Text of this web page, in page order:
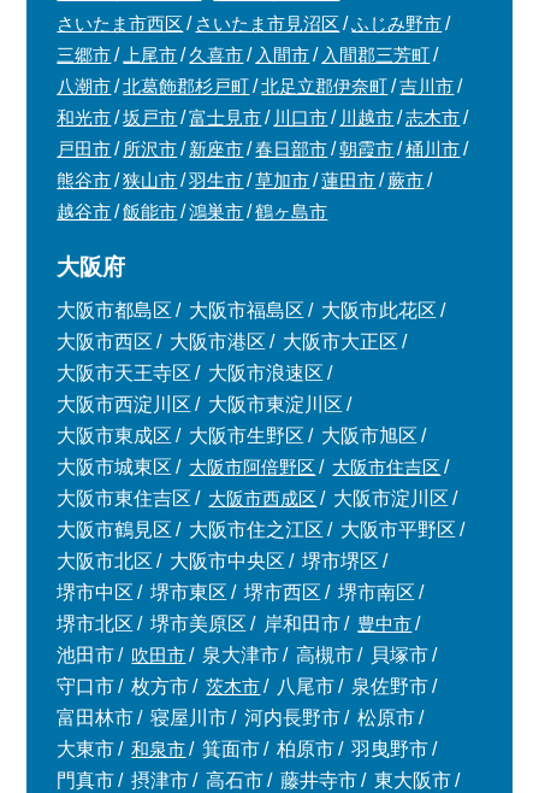
さいたま市西区
さいたま市見沼区
ふじみ野市
三郷市
上尾市 久喜市 入間市
入間郡三芳町
八潮市
北葛飾郡杉戸町 北足立郡伊奈町
吉川市
和光市
坂戸市 富士見市 川口市 川越市
志木市
戸田市
所沢市 新座市 春日部市 朝霞市
桶川市
熊谷市
狭山市 羽生市 草加市 蓮田市
蕨市
越谷市
飯能市 鴻巣市 鶴ヶ島市
大阪府
大阪市都島区 大阪市福島区
大阪市此花区
大阪市西区
大阪市港区
大阪市大正区
大阪市天王寺区
大阪市浪速区
大阪市西淀川区
大阪市東淀川区
大阪市東成区
大阪市生野区
大阪市旭区
大阪市城東区
大阪市阿倍野区
大阪市住吉区
大阪市東住吉区
大阪市西成区
大阪市淀川区
大阪市鶴見区
大阪市住之江区
大阪市平野区
大阪市北区
大阪市中央区
堺市堺区
堺市中区
堺市東区 堺市西区
堺市南区
堺市北区
堺市美原区 岸和田市
豊中市
池田市
吹田市 泉大津市 高槻市
貝塚市
守口市
枚方市 茨木市 八尾市
泉佐野市
富田林市
寝屋川市 河内長野市
松原市
大東市
和泉市 箕面市 柏原市
羽曳野市
門真市
摂津市 高石市 藤井寺市
東大阪市